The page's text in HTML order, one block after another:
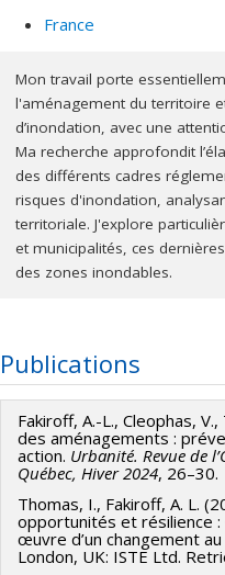
France
Mon travail porte
l'aménagement du territoire
d’inondation, avec une
Ma recherche approfondit
des différents cadres
risques d'inondation,
territoriale. J'explore
et municipalités, ces
des zones inondables.
Publications
Fakiroff, A.-L., Cleophas,
des aménagements :
action. Urbanité. Revue de
Québec, Hiver 2024, 26–30.
Thomas, I., Fakiroff, A. L.
opportunités et résilience
œuvre d’un changement au
London, UK: ISTE Ltd.